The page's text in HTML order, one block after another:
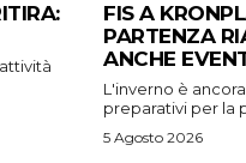
FIS A
PARTENZA
ANCHE
L'inverno è
preparativi per la
5 Agosto 2026